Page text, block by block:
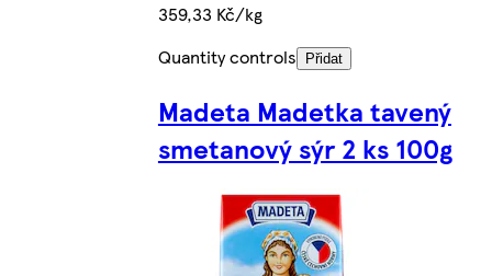
359,33 Kč/kg
Quantity controls
Přidat
Madeta Madetka tavený
smetanový sýr 2 ks 100g